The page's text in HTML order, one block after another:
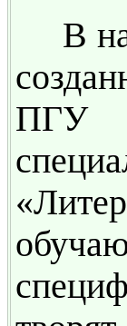
В
ПГУ